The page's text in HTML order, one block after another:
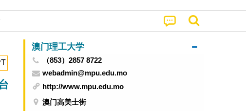
澳门理工大学
（853）2857 8722
webadmin@mpu.edu.mo
http://www.mpu.edu.mo
澳门高美士街